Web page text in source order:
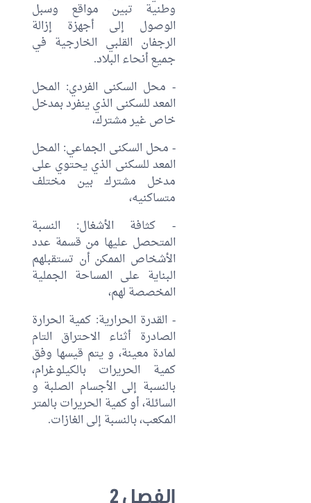
وطنية تبين مواقع وسبل
الوصول إلى أجهزة إزالة
الرجفان القلبي الخارجية في
جميع أنحاء البلاد.
- محل السكنى الفردي: المحل
المعد للسكنى الذي ينفرد بمدخل
خاص غير مشترك،
- محل السكنى الجماعي: المحل
المعد للسكنى الذي يحتوي على
مدخل مشترك بين مختلف
متساكنيه،
- كثافة الأشغال: النسبة
المتحصل عليها من قسمة عدد
الأشخاص الممكن أن تستقبلهم
البناية على المساحة الجملية
المخصصة لهم،
- القدرة الحرارية: كمية الحرارة
الصادرة أثناء الاحتراق التام
لمادة معينة، و يتم قيسها وفق
كمية الحريرات بالكيلوغرام،
بالنسبة إلى الأجسام الصلبة و
السائلة، أو كمية الحريرات بالمتر
المكعب، بالنسبة إلى الغازات.
الفصل 2